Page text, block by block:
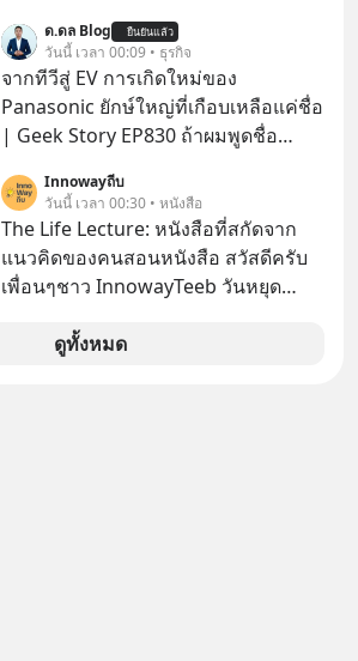
เจ้าของผู้นำ AI จีน ตั้งแต่โรงงานผลิตชิป
หน่วยความจำ โมเดล AI ยันหุ่นยนต์
✅ได้การรับยกเว้นภาษี Capital Gain
ตามกฎหมายภาษีของประเทศไทย
ด.ดล Blog ยืนยันแล้ว
วันนี้ เวลา 00:09 • ธุรกิจ
จากทีวีสู่ EV การเกิดใหม่ของ
Panasonic ยักษ์ใหญ่ที่เกือบเหลือแค่ชื่อ
| Geek Story EP830 ถ้าผมพูดชื่อ
ถ่านไฟฉาย? ถ้าคุณยังคิดแบบนั้น แสดง
ว่าคุณกำลังพลาดเรื่องราวการ
‘Rebranding’ ที่ดุเดือดที่สุดใน
ประวัติศาสตร์ญี่ปุ่น! รู้หรือไม่ว่า ในวันที่
พวกเขาขาดทุนย่อยยับเกือบ 3 แสนล้าน
บาท Panasonic ตัดสินใจหักดิบ ทิ้ง
ตลาดเครื่องใช้ไฟฟ้าที่สู้ B2C ไม่ไหว
Innowayถีบ
วันนี้ เวลา 00:30 • หนังสือ
The Life Lecture: หนังสือที่สกัดจาก
แนวคิดของคนสอนหนังสือ สวัสดีครับ
เพื่อนๆชาว InnowayTeeb วันหยุด
สนใจจบแล้วเกิดคำถามว่า
ดูทั้งหมด